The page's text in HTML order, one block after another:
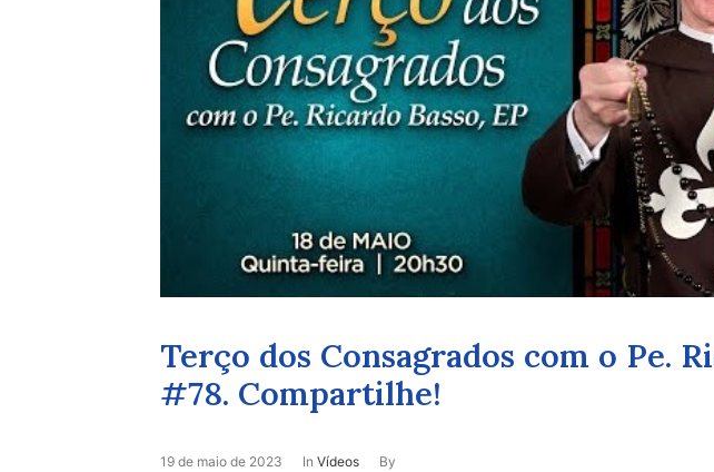
Terço dos Consagrados com o Pe.
#78. Compartilhe!
19 de maio de 2023 In Vídeos By